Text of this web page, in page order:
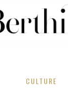
CULTURE